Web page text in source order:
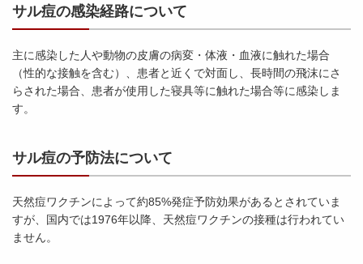
サル痘の感染経路について
主に感染した人や動物の皮膚の病変・体液・血液に触れた場合
（性的な接触を含む）、患者と近くで対面し、長時間の飛沫にさ
らされた場合、患者が使用した寝具等に触れた場合等に感染しま
す。
サル痘の予防法について
天然痘ワクチンによって約85%発症予防効果があるとされていま
すが、国内では1976年以降、天然痘ワクチンの接種は行われてい
ません。